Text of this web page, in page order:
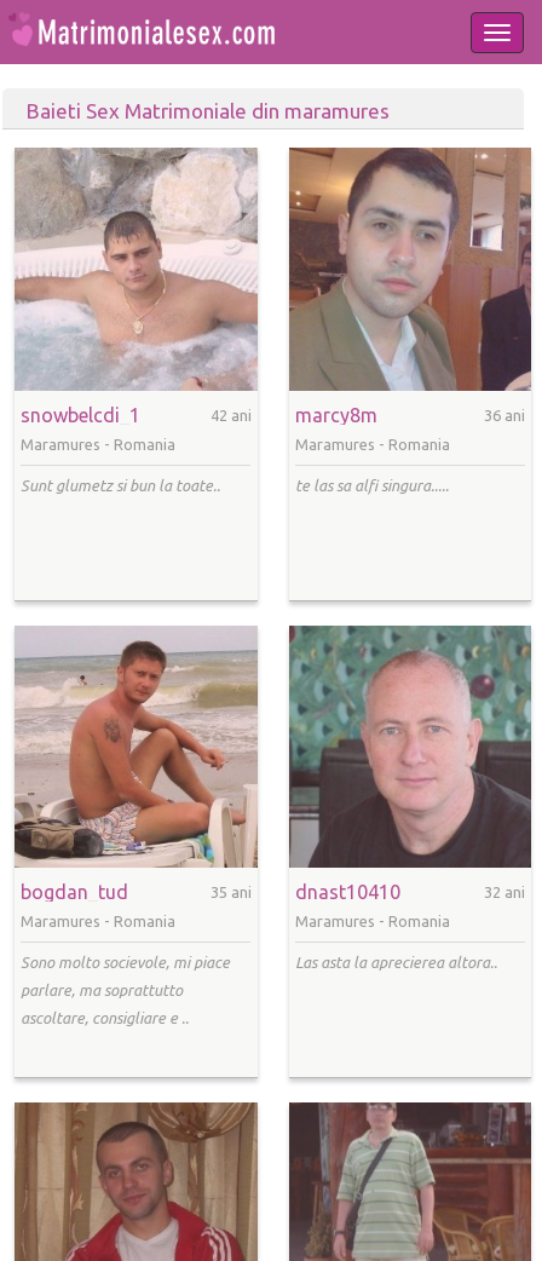
Baieti Sex Matrimoniale din maramures
snowbelcdi_1
42 ani
Maramures - Romania
Sunt glumetz si bun la toate..
marcy8m
36 ani
Maramures - Romania
te las sa alfi singura.....
bogdan_tud
35 ani
Maramures - Romania
Sono molto socievole, mi piace
parlare, ma soprattutto
ascoltare, consigliare e ..
dnast10410
32 ani
Maramures - Romania
Las asta la aprecierea altora..